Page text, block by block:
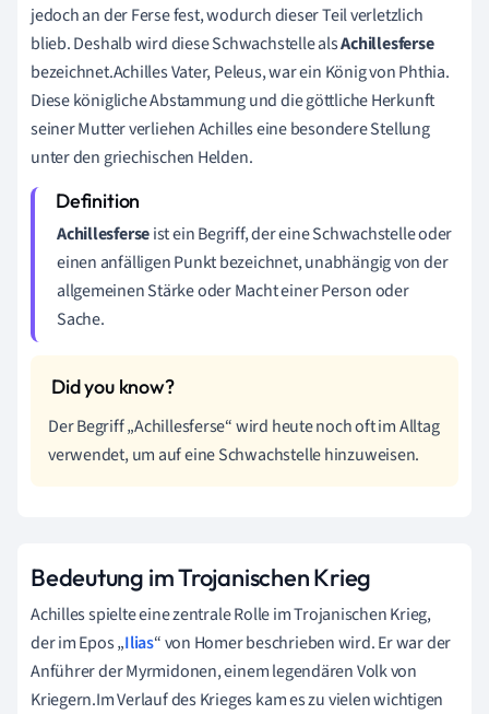
jedoch an der Ferse fest, wodurch dieser Teil verletzlich
blieb. Deshalb wird diese Schwachstelle alsAchillesferse
bezeichnet.Achilles Vater, Peleus, war ein König von Phthia.
Diese königliche Abstammung und die göttliche Herkunft
seiner Mutter verliehen Achilles eine besondere Stellung
unter den griechischen Helden.
Achillesferseist ein Begriff, der eine Schwachstelle oder
einen anfälligen Punkt bezeichnet, unabhängig von der
allgemeinen Stärke oder Macht einer Person oder
Sache.
Der Begriff „Achillesferse“ wird heute noch oft im Alltag
verwendet, um auf eine Schwachstelle hinzuweisen.
Bedeutung im Trojanischen Krieg
Achilles spielte eine zentrale Rolle im Trojanischen Krieg,
der im Epos „Ilias“ von Homer beschrieben wird. Er war der
Anführer der Myrmidonen, einem legendären Volk von
Kriegern.Im Verlauf des Krieges kam es zu vielen wichtigen